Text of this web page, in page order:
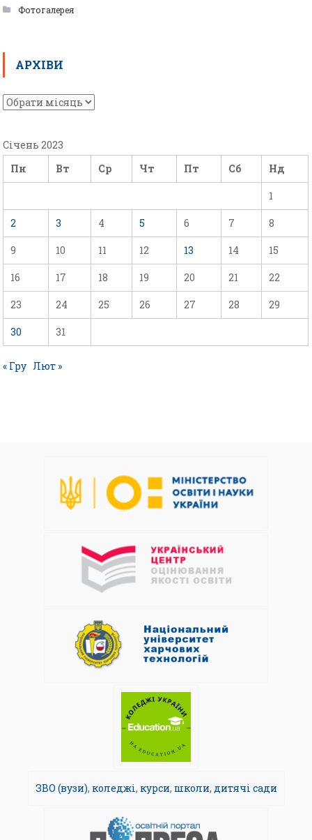
Фотогалерея
АРХІВИ
Січень 2023
Пн
Вт Ср Чт Пт Сб Нд
1
2 3 4 5 6 7 8
9 10 11 12 13 14 15
16 17 18 19 20 21 22
23 24 25 26 27 28 29
30 31
« Гру Лют »
ЗВО (вузи), коледжі, курси, школи, дитячі сади